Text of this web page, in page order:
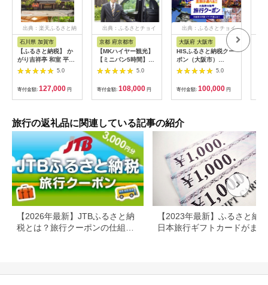
出典：楽天ふるさと納
石川県 加賀市
【ふるさと納税】 か
がり吉祥亭 和室 平日
限定 ペア宿泊券 1泊2
食付 2名 ペア 食事付
温泉 宿泊券 旅行 トラ
ベル 宿泊 宿泊施設 宿
レジャー F6P-0991
5.0
寄付金額: 127,000 円
出典：ふるさとチョイ
京都 府京都市
【MKハイヤー観光】
【ミニバン5時間】ド
ライバーとめぐるとっ
ておきの京都観光（3
／21-6／20・10／1-
11／30）
5.0
寄付金額: 108,000 円
出典：ふるさとチョイ
大阪府 大阪市
HISふるさと納税クー
ポン（大阪市）
30,000円分_OS039-
5.0
寄付金額: 100,000 円
旅行の返礼品に関連している記事の紹介
【2026年最新】JTBふるさと納
税とは？旅行クーポンの仕組
【2023年最新】ふるさと納
日本旅行ギフトカードがまだ